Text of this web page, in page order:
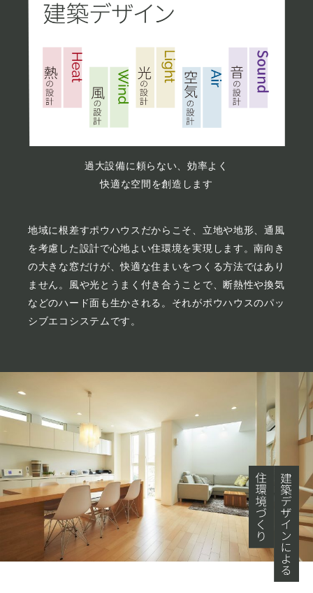
過大設備に頼らない、効率よく
快適な空間を創造します
地域に根差すポウハウスだからこそ、立地や地形、通風
を考慮した設計で心地よい住環境を実現します。南向き
の大きな窓だけが、快適な住まいをつくる方法ではあり
ません。風や光とうまく付き合うことで、断熱性や換気
などのハード面も生かされる。それがポウハウスのパッ
シブエコシステムです。